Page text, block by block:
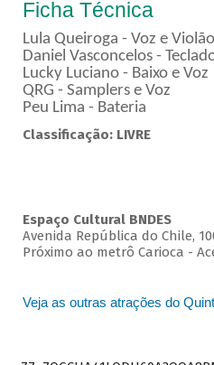
Ficha Técnica
Lula Queiroga - Voz e Violão
Daniel Vasconcelos -
Lucky Luciano - Baixo e Voz
QRG - Samplers e Voz
Peu Lima - Bateria
Classificação: LIVRE
Espaço Cultural BNDES
Avenida República do Chile,
Próximo ao metrô Carioca -
Veja as outras atrações do